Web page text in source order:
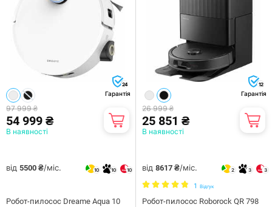
24
Гарантія
97 999 ₴
54 999 ₴
В наявності
від 5500 ₴/міс. 10 10 10
Робот-пилосос Dreame Aqua 10
12
Гарантія
26 999 ₴
25 851 ₴
В наявності
від 8617 ₴/міс. 2 3 3
1 Відгук
Робот-пилосос Roborock QR 798